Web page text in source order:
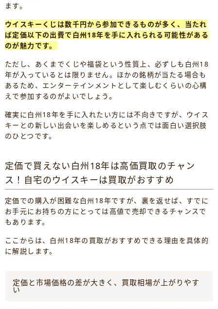
ます。
ウイスキーくじは数千円から参加できるものが多く、当たれ
ば定価以下の出費で白州18年を手に入れられる可能性がある
のが魅力です。
ただし、あくまでくじや福袋という性質上、必ずしも白州18
年が入っているとは限りません。ほかの銘柄が当たる場合も
あるため、エンターテインメントとして楽しむくらいの心構
えで参加するのがよいでしょう。
確実に白州18年を手に入れたい方には不向きですが、ウイス
キーとの新しい出会いを楽しめるという点では面白い選択肢
のひとつです。
定価で買えない白州18年は高価買取のチャン
ス！自宅のウイスキーは買取がおすすめ
定価での購入が困難な白州18年ですが、裏を返せば、すでに
お手元にお持ちの方にとっては高値で売却できるチャンスで
もあります。
ここからは、白州18年の買取がおすすめできる理由を具体的
に解説します。
定価と市場価格の差が大きく、買取相場が上がりやす
い